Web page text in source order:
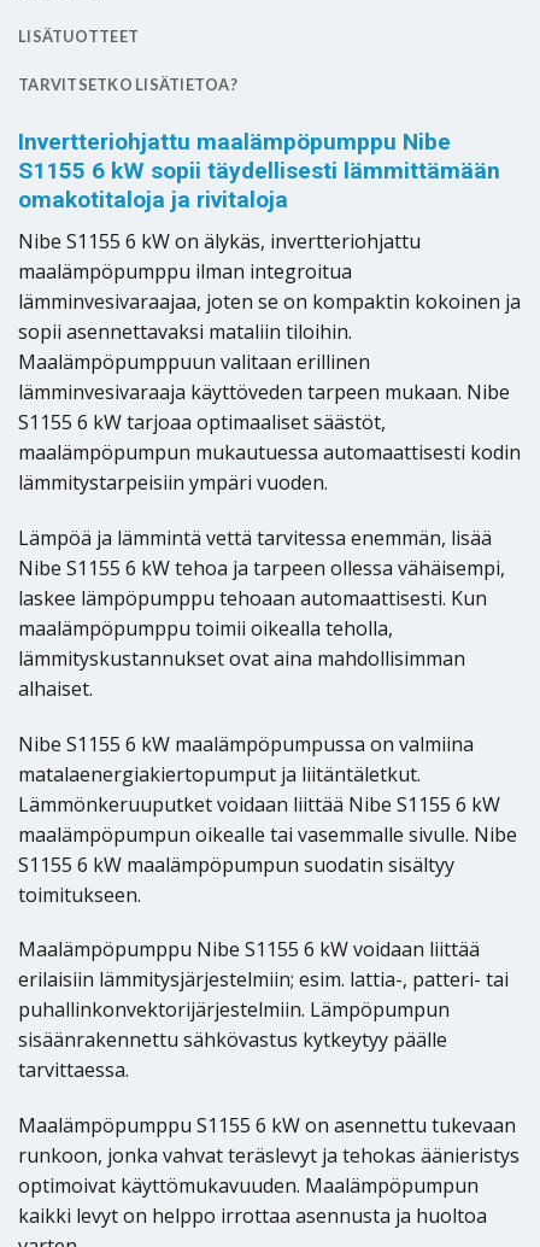
LISÄTUOTTEET
TARVITSETKO LISÄTIETOA?
Invertteriohjattu maalämpöpumppu Nibe
S1155 6 kW sopii täydellisesti lämmittämään
omakotitaloja ja rivitaloja
Nibe S1155 6 kW on älykäs, invertteriohjattu
maalämpöpumppu ilman integroitua
lämminvesivaraajaa, joten se on kompaktin kokoinen ja
sopii asennettavaksi mataliin tiloihin.
Maalämpöpumppuun valitaan erillinen
lämminvesivaraaja käyttöveden tarpeen mukaan. Nibe
S1155 6 kW tarjoaa optimaaliset säästöt,
maalämpöpumpun mukautuessa automaattisesti kodin
lämmitystarpeisiin ympäri vuoden.
Lämpöä ja lämmintä vettä tarvitessa enemmän, lisää
Nibe S1155 6 kW tehoa ja tarpeen ollessa vähäisempi,
laskee lämpöpumppu tehoaan automaattisesti. Kun
maalämpöpumppu toimii oikealla teholla,
lämmityskustannukset ovat aina mahdollisimman
alhaiset.
Nibe S1155 6 kW maalämpöpumpussa on valmiina
matalaenergiakiertopumput ja liitäntäletkut.
Lämmönkeruuputket voidaan liittää Nibe S1155 6 kW
maalämpöpumpun oikealle tai vasemmalle sivulle. Nibe
S1155 6 kW maalämpöpumpun suodatin sisältyy
toimitukseen.
Maalämpöpumppu Nibe S1155 6 kW voidaan liittää
erilaisiin lämmitysjärjestelmiin; esim. lattia-, patteri- tai
puhallinkonvektorijärjestelmiin. Lämpöpumpun
sisäänrakennettu sähkövastus kytkeytyy päälle
tarvittaessa.
Maalämpöpumppu S1155 6 kW on asennettu tukevaan
runkoon, jonka vahvat teräslevyt ja tehokas äänieristys
optimoivat käyttömukavuuden. Maalämpöpumpun
kaikki levyt on helppo irrottaa asennusta ja huoltoa